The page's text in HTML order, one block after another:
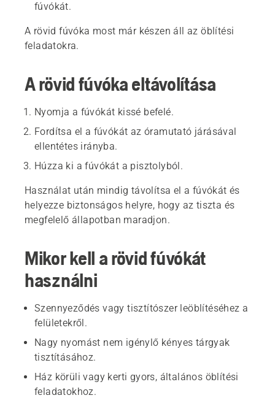
fúvókát.
A rövid fúvóka most már készen áll az öblítési
feladatokra.
A rövid fúvóka eltávolítása
Nyomja a fúvókát kissé befelé.
Fordítsa el a fúvókát az óramutató járásával
ellentétes irányba.
Húzza ki a fúvókát a pisztolyból.
Használat után mindig távolítsa el a fúvókát és
helyezze biztonságos helyre, hogy az tiszta és
megfelelő állapotban maradjon.
Mikor kell a rövid fúvókát
használni
Szennyeződés vagy tisztítószer leöblítéséhez a
felületekről.
Nagy nyomást nem igénylő kényes tárgyak
tisztításához.
Ház körüli vagy kerti gyors, általános öblítési
feladatokhoz.